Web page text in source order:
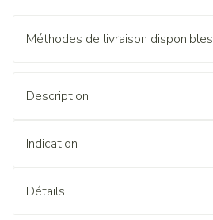
Méthodes de livraison disponibles
Description
Indication
Détails